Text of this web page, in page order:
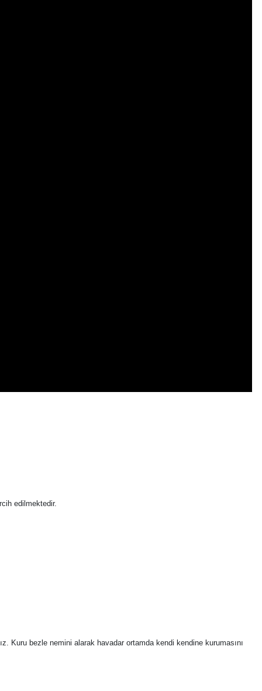
edilmektedir.
Kuru bezle nemini alarak havadar ortamda kendi kendine kurumasını